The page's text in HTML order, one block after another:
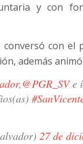
y con
con el
además
,@PGR_SVe
27 de